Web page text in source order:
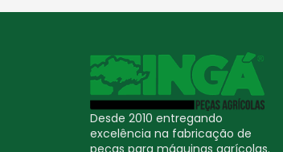
Desde 2010 entregando
excelência na fabricação de